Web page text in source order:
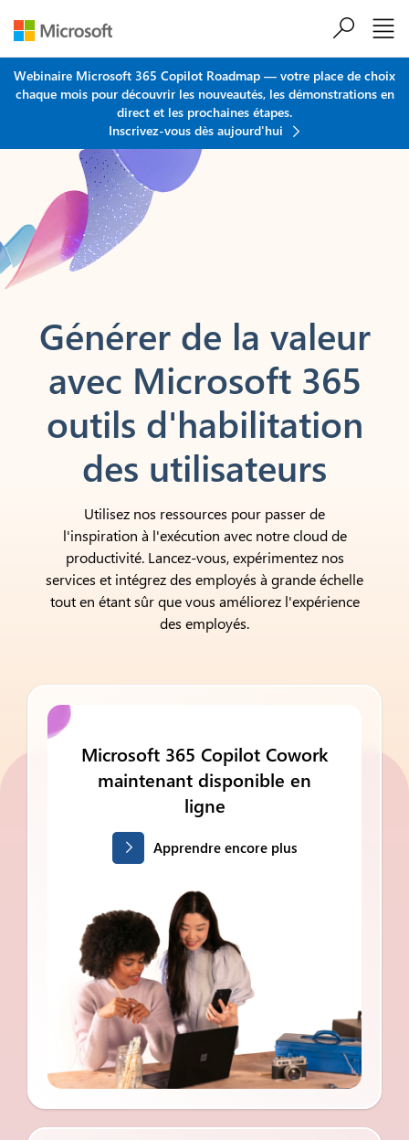
Webinaire Microsoft 365 Copilot Roadmap — votre place de choix
chaque mois pour découvrir les nouveautés, les démonstrations en
direct et les prochaines étapes.
Inscrivez-vous dès aujourd'hui
Générer de la valeur
avec Microsoft 365
outils d'habilitation
des utilisateurs
Utilisez nos ressources pour passer de
l'inspiration à l'exécution avec notre cloud de
productivité. Lancez-vous, expérimentez nos
services et intégrez des employés à grande échelle
tout en étant sûr que vous améliorez l'expérience
des employés.
Microsoft 365 Copilot Cowork
maintenant disponible en
ligne
Apprendre encore plus